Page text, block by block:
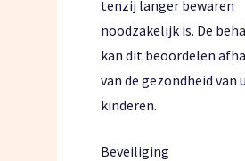
tenzij langer bewaren
noodzakelijk is. De
kan dit beoordelen
van de gezondheid van
kinderen.
Beveiliging